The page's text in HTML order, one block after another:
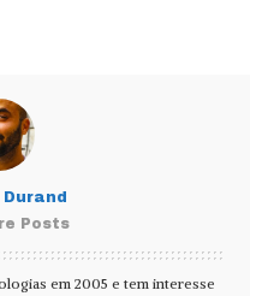
Posts
em 2005 e tem interesse